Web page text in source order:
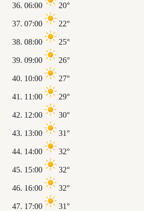
06:00 20°
07:00 22°
08:00 25°
09:00 26°
10:00 27°
11:00 29°
12:00 30°
13:00 31°
14:00 32°
15:00 32°
16:00 32°
17:00 31°